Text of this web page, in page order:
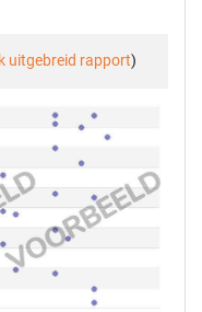
uitgebreid rapport)